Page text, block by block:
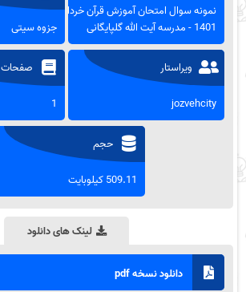
نمونه سوال امتحان آموزش قرآن خرداد
1401 - مدرسه آیت الله گلپایگانی
جزوه سیتی
ویراستار
jozvehcity
صفحات
1
حجم
509.11 کیلوبایت
لینک های دانلود
دانلود نسخه pdf